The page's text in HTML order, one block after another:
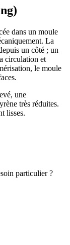
dans un moule
La
un côté ; un
circulation et
le moule
une
très réduites.
lisses.
particulier ?